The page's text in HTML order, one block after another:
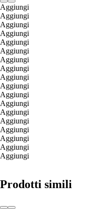
Aggiungi
Aggiungi
Aggiungi
Aggiungi
Aggiungi
Aggiungi
Aggiungi
Aggiungi
Aggiungi
Aggiungi
Aggiungi
Aggiungi
Aggiungi
Aggiungi
Aggiungi
Aggiungi
Aggiungi
Aggiungi
Prodotti simili